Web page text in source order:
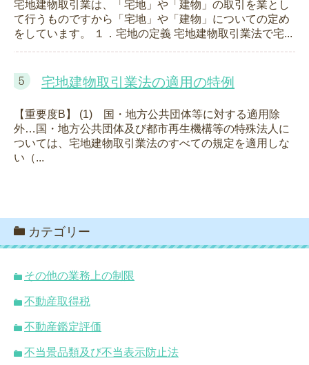
宅地建物取引業は、「宅地」や「建物」の取引を業とし
て行うものですから「宅地」や「建物」についての定め
をしています。 １．宅地の定義 宅地建物取引業法で宅...
宅地建物取引業法の適用の特例
【重要度B】 (1) 国・地方公共団体等に対する適用除
外…国・地方公共団体及び都市再生機構等の特殊法人に
ついては、宅地建物取引業法のすべての規定を適用しな
い（...
カテゴリー
その他の業務上の制限
不動産取得税
不動産鑑定評価
不当景品類及び不当表示防止法